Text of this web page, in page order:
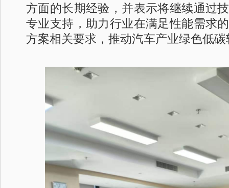
方面的长期经验，并表示将继续通过
专业支持，助力行业在满足性能需求
方案相关要求，推动汽车产业绿色低碳